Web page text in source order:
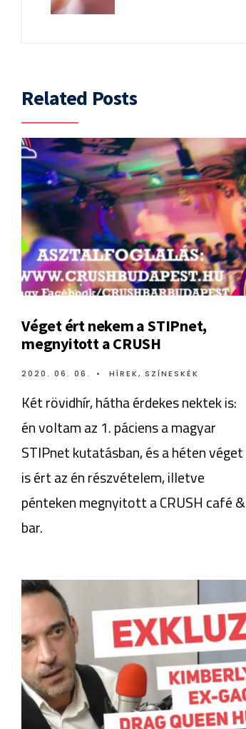
Related Posts
Véget ért nekem a STIPnet,
megnyitott a CRUSH
2020. 06. 06. • HÍREK, SZÍNESKÉK
Két rövidhír, hátha érdekes nektek is:
én voltam az 1. páciens a magyar
STIPnet kutatásban, és a héten véget
is ért az én részvételem, illetve
pénteken megnyitott a CRUSH café &
bar.